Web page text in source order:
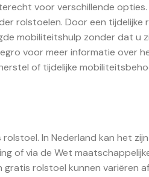
voor verschillende
rolstoelen. Door een tijdelijke
mobiliteitshulp zonder dat u
voor meer informatie over
of tijdelijke
In Nederland kan het
of via de Wet
rolstoel kunnen variëren